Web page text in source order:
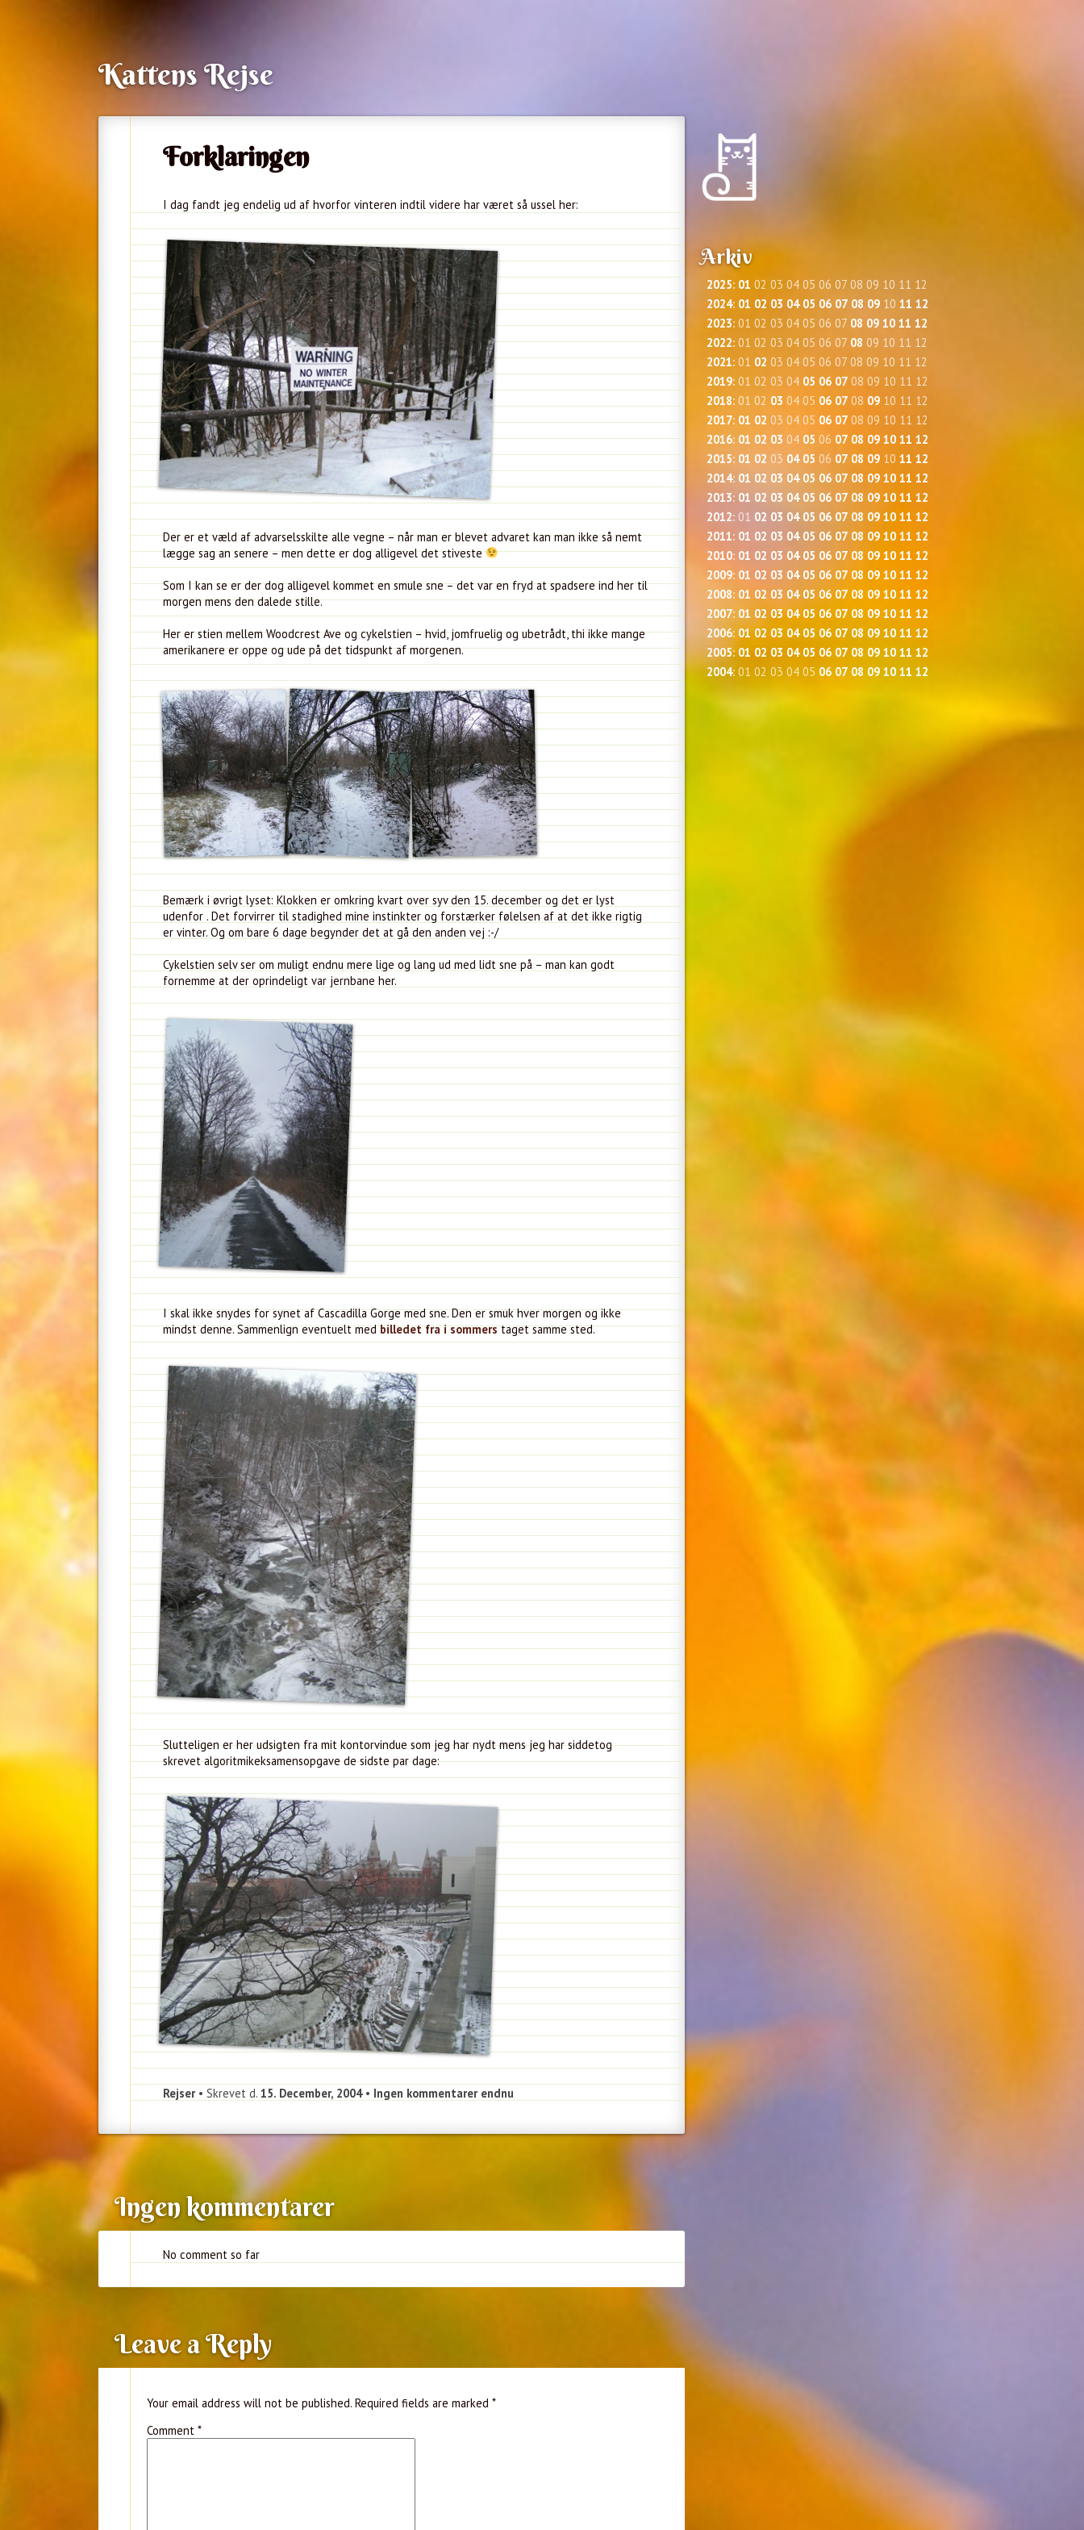
Kattens Rejse
Forklaringen
I dag fandt jeg endelig ud af hvorfor vinteren indtil videre har været så ussel her:
Der er et væld af advarselsskilte alle vegne – når man er blevet advaret kan man ikke så nemt
lægge sag an senere – men dette er dog alligevel det stiveste
Som I kan se er der dog alligevel kommet en smule sne – det var en fryd at spadsere ind her til
morgen mens den dalede stille.
Her er stien mellem Woodcrest Ave og cykelstien – hvid, jomfruelig og ubetrådt, thi ikke mange
amerikanere er oppe og ude på det tidspunkt af morgenen.
Bemærk i øvrigt lyset: Klokken er omkring kvart over syv den 15. december og det er lyst
udenfor . Det forvirrer til stadighed mine instinkter og forstærker følelsen af at det ikke rigtig
er vinter. Og om bare 6 dage begynder det at gå den anden vej :-/
Cykelstien selv ser om muligt endnu mere lige og lang ud med lidt sne på – man kan godt
fornemme at der oprindeligt var jernbane her.
I skal ikke snydes for synet af Cascadilla Gorge med sne. Den er smuk hver morgen og ikke
mindst denne. Sammenlign eventuelt medbilledet fra i sommerstaget samme sted.
Slutteligen er her udsigten fra mit kontorvindue som jeg har nydt mens jeg har siddetog
skrevet algoritmikeksamensopgave de sidste par dage:
Rejser• Skrevet d. 15. December, 2004• Ingen kommentarer endnu
Ingen kommentarer
No comment so far
Leave a Reply
Your email address will not be published. Required fields are marked *
Comment *
Arkiv
2025: 01 02 03 04 05 06 07 08 09 10 11 12
2024: 01 02 03 04 05 06 07 08 09 10 11 12
2023: 01 02 03 04 05 06 07 08 09 10 11 12
2022: 01 02 03 04 05 06 07 08 09 10 11 12
2021: 01 02 03 04 05 06 07 08 09 10 11 12
2019: 01 02 03 04 05 06 07 08 09 10 11 12
2018: 01 02 03 04 05 06 07 08 09 10 11 12
2017: 01 02 03 04 05 06 07 08 09 10 11 12
2016: 01 02 03 04 05 06 07 08 09 10 11 12
2015: 01 02 03 04 05 06 07 08 09 10 11 12
2014: 01 02 03 04 05 06 07 08 09 10 11 12
2013: 01 02 03 04 05 06 07 08 09 10 11 12
2012: 01 02 03 04 05 06 07 08 09 10 11 12
2011: 01 02 03 04 05 06 07 08 09 10 11 12
2010: 01 02 03 04 05 06 07 08 09 10 11 12
2009: 01 02 03 04 05 06 07 08 09 10 11 12
2008: 01 02 03 04 05 06 07 08 09 10 11 12
2007: 01 02 03 04 05 06 07 08 09 10 11 12
2006: 01 02 03 04 05 06 07 08 09 10 11 12
2005: 01 02 03 04 05 06 07 08 09 10 11 12
2004: 01 02 03 04 05 06 07 08 09 10 11 12